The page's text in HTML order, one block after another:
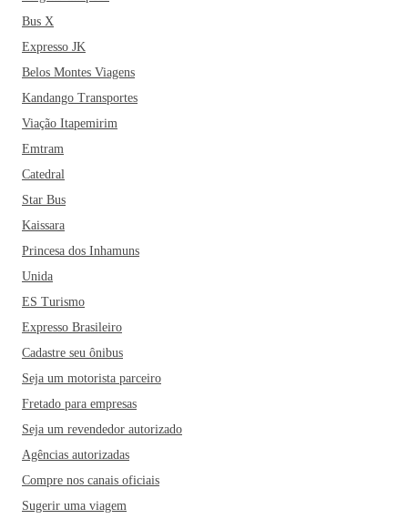
Bus X
Expresso JK
Belos Montes Viagens
Kandango Transportes
Viação Itapemirim
Emtram
Catedral
Star Bus
Kaissara
Princesa dos Inhamuns
Unida
ES Turismo
Expresso Brasileiro
Cadastre seu ônibus
Seja um motorista parceiro
Fretado para empresas
Seja um revendedor autorizado
Agências autorizadas
Compre nos canais oficiais
Sugerir uma viagem